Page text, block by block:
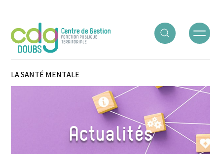
ACCUEIL○ACTUALITÉS○SE FORMER: SENSIBILISATION À
LA SANTÉ MENTALE
Actualités